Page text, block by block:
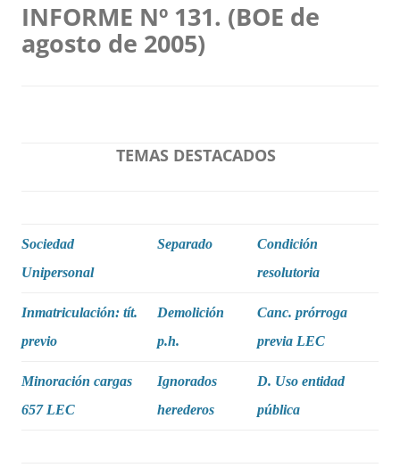
INFORME Nº 131. (BOE de
agosto de 2005)
TEMAS DESTACADOS
Sociedad
Unipersonal
Separado
Condición
resolutoria
Inmatriculación: tít.
previo
Demolición
p.h.
Canc. prórroga
previa LEC
Minoración cargas
657 LEC
Ignorados
herederos
D. Uso entidad
pública